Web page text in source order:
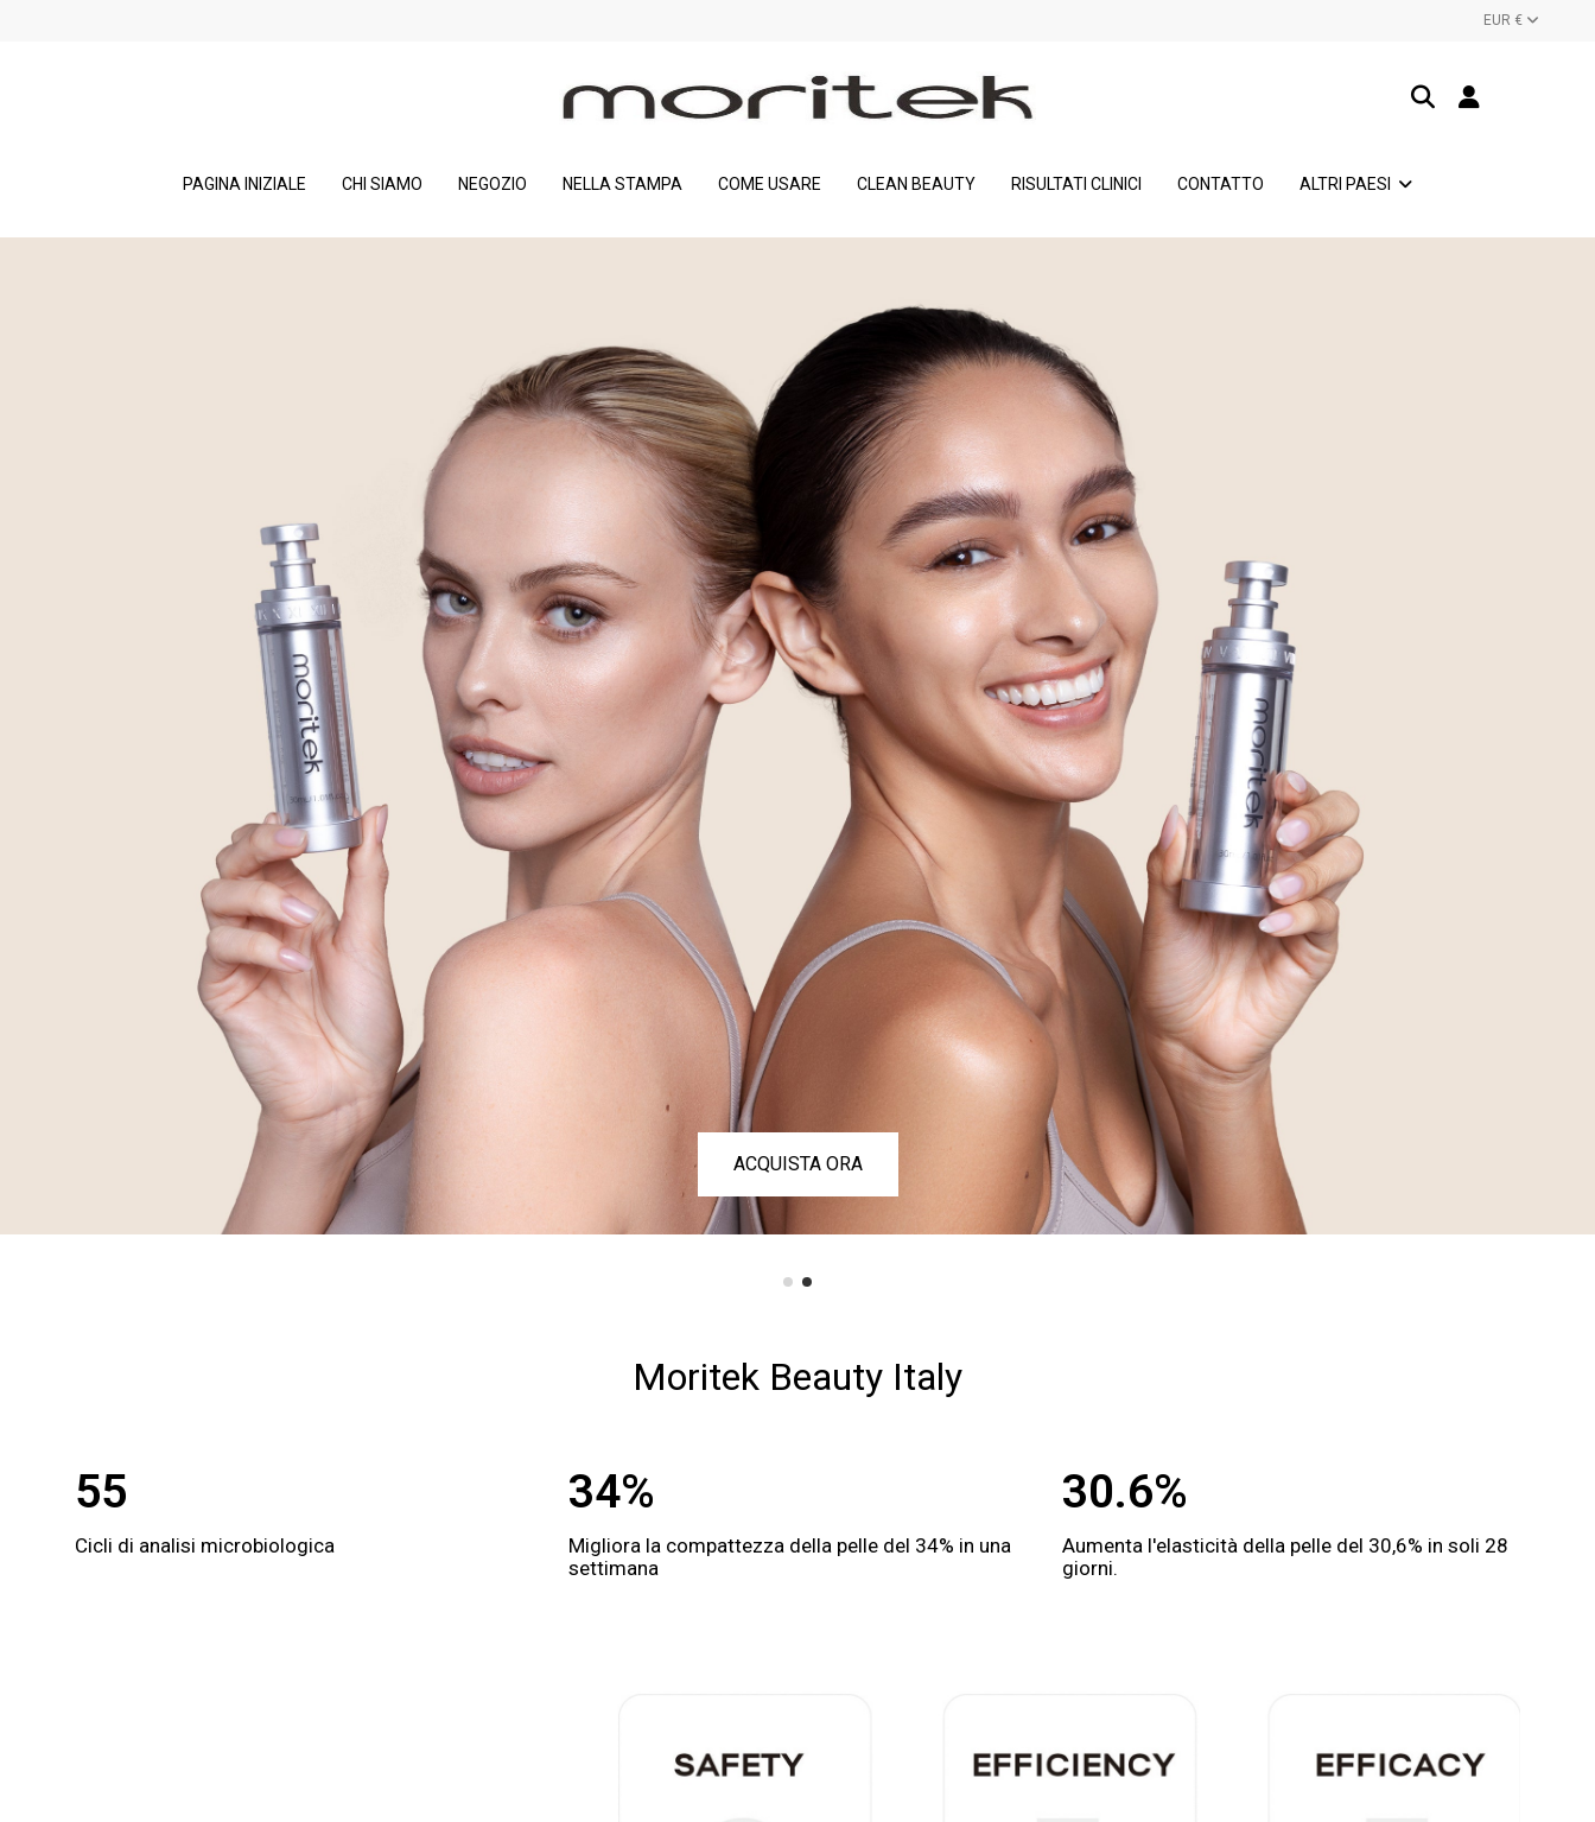
EUR €
PAGINA INIZIALE CHI SIAMO NEGOZIO NELLA STAMPA COME USARE CLEAN BEAUTY RISULTATI CLINICI CONTATTO ALTRI PAESI
ACQUISTA ORA
Moritek Beauty Italy
55
Cicli di analisi microbiologica
34%
Migliora la compattezza della pelle del 34% in una
settimana
30.6%
Aumenta l'elasticità della pelle del 30,6% in soli 28
giorni.